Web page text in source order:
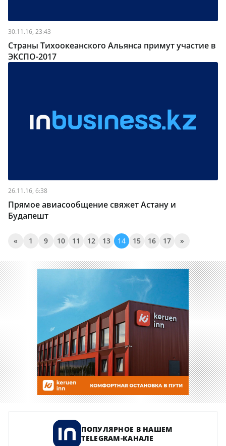
30.11.16, 23:43
Страны Тихоокеанского Альянса примут участие в
ЭКСПО-2017
26.11.16, 6:38
Прямое авиасообщение свяжет Астану и
Будапешт
« 1 9 10 11 12 13 14 15 16 17 »